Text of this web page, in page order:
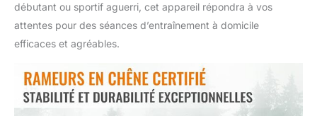
débutant ou sportif aguerri, cet appareil répondra à vos
attentes pour des séances d’entraînement à domicile
efficaces et agréables.